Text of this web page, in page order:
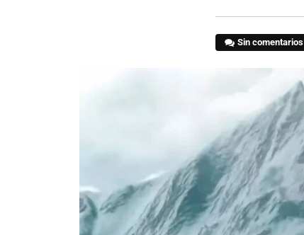
Sin comentarios